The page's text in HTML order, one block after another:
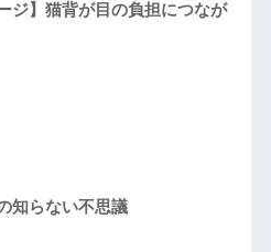
ジ】猫背が目の負担につなが
知らない不思議